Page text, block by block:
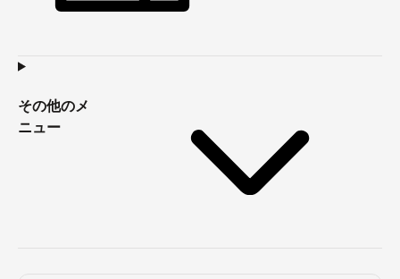
その他のメ
ニュー